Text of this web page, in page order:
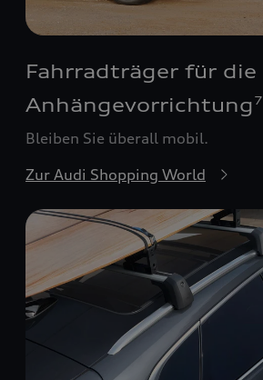
Fahrradträger für die
Anhängevorrichtung 7
Bleiben Sie überall mobil.
Zur Audi Shopping World